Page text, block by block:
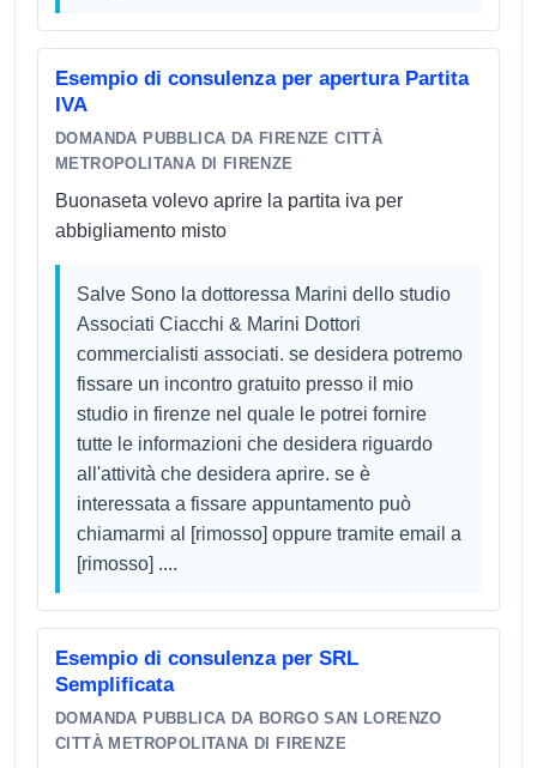
Esempio di consulenza per apertura Partita
IVA
DOMANDA PUBBLICA DA FIRENZE CITTÀ
METROPOLITANA DI FIRENZE
Buonaseta volevo aprire la partita iva per
abbigliamento misto
Salve Sono la dottoressa Marini dello studio
Associati Ciacchi & Marini Dottori
commercialisti associati. se desidera potremo
fissare un incontro gratuito presso il mio
studio in firenze nel quale le potrei fornire
tutte le informazioni che desidera riguardo
all'attività che desidera aprire. se è
interessata a fissare appuntamento può
chiamarmi al [rimosso] oppure tramite email a
[rimosso] ....
Esempio di consulenza per SRL
Semplificata
DOMANDA PUBBLICA DA BORGO SAN LORENZO
CITTÀ METROPOLITANA DI FIRENZE